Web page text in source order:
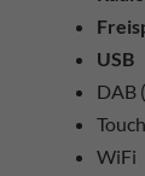
USB
DAB
WiFi